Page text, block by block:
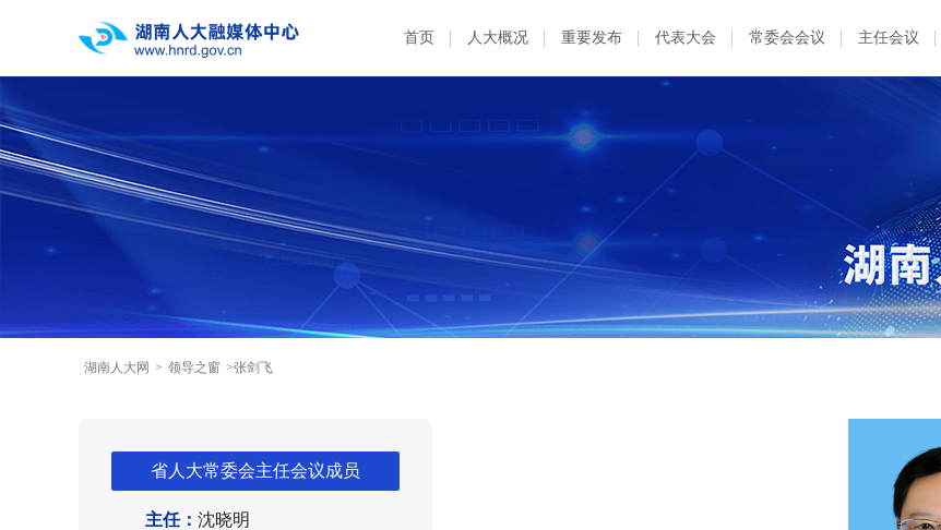
首页 人大概况 重要发布 代表大会 常委会会议 主任会议
湖南人大网 > 领导之窗 >张剑飞
省人大常委会主任会议成员
主任：沈晓明